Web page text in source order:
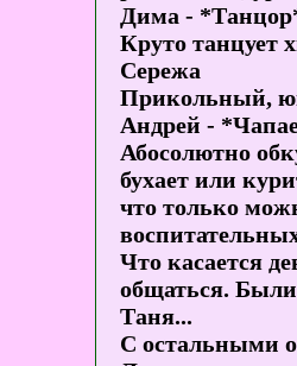
Дима -
Круто танцует
Сережа
Прикольный,
Андрей -
Абосолютно
бухает или
что только
Что касается
общаться.
Таня...
С остальными